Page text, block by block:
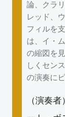
論、クラ
レッド、
フィルを
は、イ・
の縮図を
しくセン
の演奏にピ
（演奏